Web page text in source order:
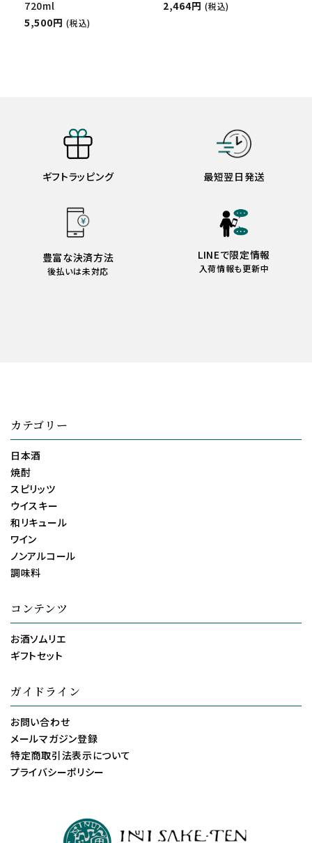
720ml
5,500円 (税込)
2,464円 (税込)
ギフトラッピング 最短翌日発送
豊富な決済方法
後払いは未対応
LINEで限定情報
入荷情報も更新中
カテゴリー
日本酒
焼酎
スピリッツ
ウイスキー
和リキュール
ワイン
ノンアルコール
調味料
コンテンツ
お酒ソムリエ
ギフトセット
ガイドライン
お問い合わせ
メールマガジン登録
特定商取引法表示について
プライバシーポリシー